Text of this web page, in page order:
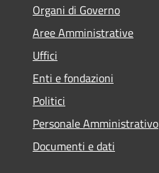
Organi di Governo
Aree Amministrative
Uffici
Enti e fondazioni
Politici
Personale Amministrativo
Documenti e dati